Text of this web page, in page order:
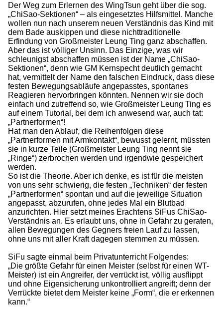
Der Weg zum Erlernen des WingTsun geht über die sog.
„ChiSao-Sektionen“ – als eingesetztes Hilfsmittel. Manche
wollen nun nach unserem neuen Verständnis das Kind mit
dem Bade auskippen und diese nichttraditionelle
Erfindung von Großmeister Leung Ting ganz abschaffen.
Aber das ist völliger Unsinn. Das Einzige, was wir
schleunigst abschaffen müssen ist der Name „ChiSao-
Sektionen“, denn wie GM Kernspecht deutlich gemacht
hat, vermittelt der Name den falschen Eindruck, dass diese
festen Bewegungsabläufe angepasstes, spontanes
Reagieren hervorbringen könnten. Nennen wir sie doch
einfach und zutreffend so, wie Großmeister Leung Ting es
auf einem Tutorial, bei dem ich anwesend war, auch tat:
„Partnerformen“!
Hat man den Ablauf, die Reihenfolgen diese
„Partnerformen mit Armkontakt“, bewusst gelernt, müssten
sie in kurze Teile (Großmeister Leung Ting nennt sie
„Ringe“) zerbrochen werden und irgendwie gespeichert
werden.
So ist die Theorie. Aber ich denke, es ist für die meisten
von uns sehr schwierig, die festen „Techniken“ der festen
„Partnerformen“ spontan und auf die jeweilige Situation
angepasst, abzurufen, ohne jedes Mal ein Blutbad
anzurichten. Hier setzt meines Erachtens SiFus ChiSao-
Verständnis an. Es erlaubt uns, ohne in Gefahr zu geraten,
allen Bewegungen des Gegners freien Lauf zu lassen,
ohne uns mit aller Kraft dagegen stemmen zu müssen.
SiFu sagte einmal beim Privatunterricht Folgendes:
„Die größte Gefahr für einen Meister (selbst für einen WT-
Meister) ist ein Angreifer, der verrückt ist, völlig ausflippt
und ohne Eigensicherung unkontrolliert angreift; denn der
Verrückte bietet dem Meister keine „Form“, die er erkennen
kann.“